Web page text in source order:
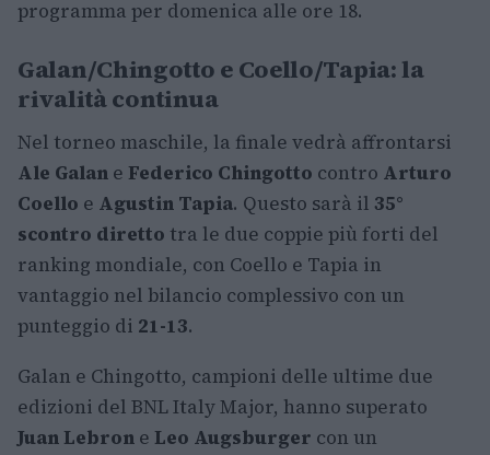
programma per domenica alle ore 18.
Galan/Chingotto e Coello/Tapia: la
rivalità continua
Nel torneo maschile, la finale vedrà affrontarsi
Ale Galan e Federico Chingotto contro Arturo
Coello e Agustin Tapia. Questo sarà il 35°
scontro diretto tra le due coppie più forti del
ranking mondiale, con Coello e Tapia in
vantaggio nel bilancio complessivo con un
punteggio di 21-13.
Galan e Chingotto, campioni delle ultime due
edizioni del BNL Italy Major, hanno superato
Juan Lebron e Leo Augsburger con un